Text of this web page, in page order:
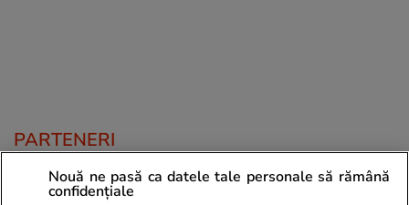
PARTENERI
Nouă ne pasă ca datele tale personale să rămână
confidențiale